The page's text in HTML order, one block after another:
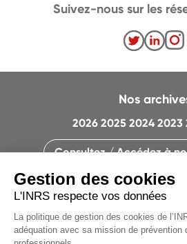
CONTACTEZ LA
Nos
2026 2025 2024 2023
Consultez / Accédez à
Suivez-nous sur les